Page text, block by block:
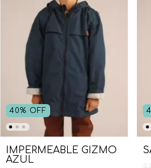
40% OFF
IMPERMEABLE GIZMO
AZUL